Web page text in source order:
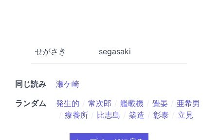
せがさき segasaki
同じ読み
瀬ケ崎
ランダム
発生的 常次郎 艦載機 覺晏
亜希男
療養所
比志島 築造 彰泰 立見